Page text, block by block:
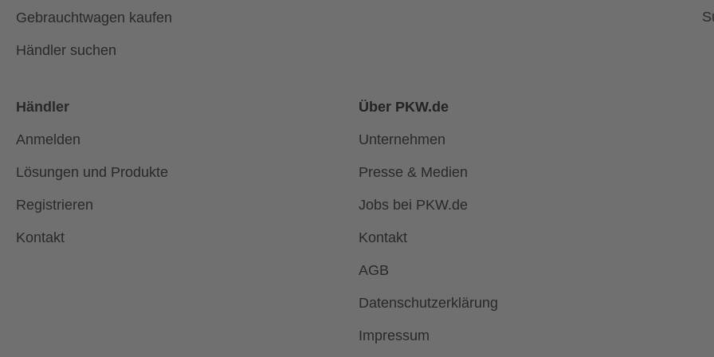
Gebrauchtwagen kaufen
Händler suchen
Händler
Anmelden
Lösungen und Produkte
Registrieren
Kontakt
Über PKW.de
Unternehmen
Presse & Medien
Jobs bei PKW.de
Kontakt
AGB
Datenschutzerklärung
Impressum